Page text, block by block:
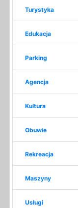
Turystyka
Edukacja
Parking
Agencja
Kultura
Obuwie
Rekreacja
Maszyny
Usługi